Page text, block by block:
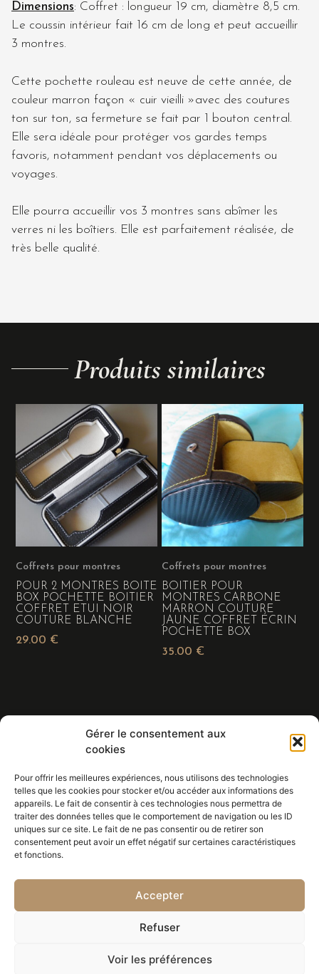
Gérer le consentement aux
cookies
Pour offrir les meilleures expériences, nous utilisons des technologies
telles que les cookies pour stocker et/ou accéder aux informations des
appareils. Le fait de consentir à ces technologies nous permettra de
traiter des données telles que le comportement de navigation ou les ID
uniques sur ce site. Le fait de ne pas consentir ou de retirer son
consentement peut avoir un effet négatif sur certaines caractéristiques
et fonctions.
Accepter
Refuser
Voir les préférences
Dimensions: Coffret : longueur 19 cm, diamètre 8,5 cm.
Le coussin intérieur fait 16 cm de long et peut accueillir
3 montres.
Cette pochette rouleau est neuve de cette année, de
couleur marron façon « cuir vieilli »avec des coutures
ton sur ton, sa fermeture se fait par 1 bouton central.
Elle sera idéale pour protéger vos gardes temps
favoris, notamment pendant vos déplacements ou
voyages.
Elle pourra accueillir vos 3 montres sans abîmer les
verres ni les boîtiers. Elle est parfaitement réalisée, de
très belle qualité.
Produits similaires
Coffrets pour montres
POUR 2 MONTRES BOITE
BOX POCHETTE BOITIER
COFFRET ETUI NOIR
COUTURE BLANCHE
29.00 €
Coffrets pour montres
BOITIER POUR
MONTRES CARBONE
MARRON COUTURE
JAUNE COFFRET ÉCRIN
POCHETTE BOX
35.00 €
Eric BALDIN
Réparations - Restaurations -
Achat/vente de toute l'horlogerie
CONTACT
380/450, avenue A. Fabre
06270 VILLENEUVE LOUBET
Tél. 06 75 86 37 50